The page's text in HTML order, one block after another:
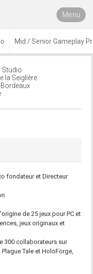
Menu
Mid / Senior Gameplay
Studio
la Seiglière
fondateur et Directeur
de 25 jeux pour PC et
jeux originaux et
300 collaborateurs sur
Tale et HoloForge,